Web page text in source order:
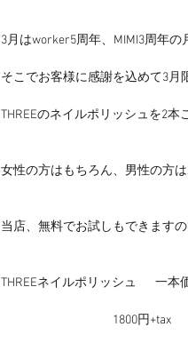
3月はworker5周年、MIMI3周年の
そこでお客様に感謝を込めて3月
THREEのネイルポリッシュを2
女性の方はもちろん、男性の方
当店、無料でお試しもできます
THREEネイルポリッシュ       一本
                                          1800円+tax